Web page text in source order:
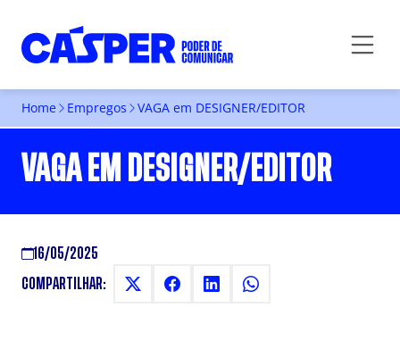
Home Empregos VAGA em DESIGNER/EDITOR
VAGA EM DESIGNER/EDITOR
16/05/2025
COMPARTILHAR: